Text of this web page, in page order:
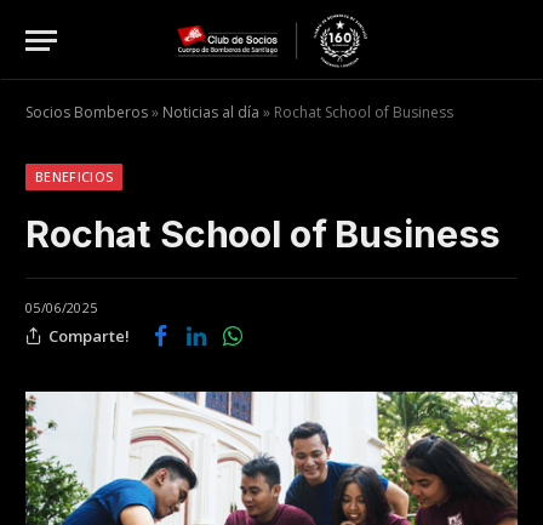
Socios Bomberos» Noticias al día » Rochat School of Business
BENEFICIOS
Rochat School of Business
05/06/2025
Comparte!